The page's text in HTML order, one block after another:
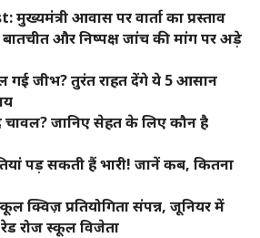
मुख्यमंत्री आवास पर वार्ता का प्रस्ताव
बातचीत और निष्पक्ष जांच की मांग पर अड़े
गई जीभ? तुरंत राहत देंगे ये 5 आसान
चावल? जानिए सेहत के लिए कौन है
पड़ सकती हैं भारी! जानें कब, कितना
क्विज़ प्रतियोगिता संपन्न, जूनियर में
रोज स्कूल विजेता